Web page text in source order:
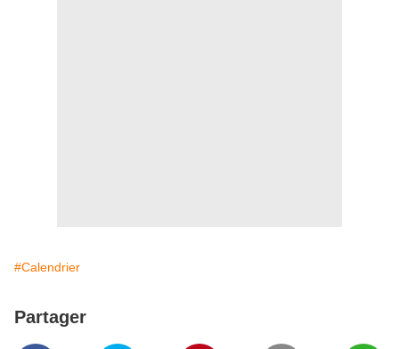
#Calendrier
Partager